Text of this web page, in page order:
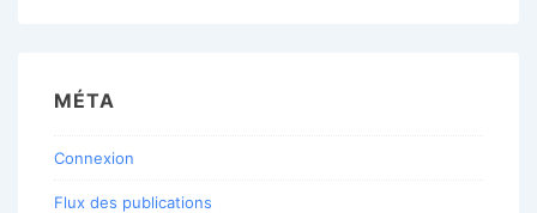
MÉTA
Connexion
Flux des publications